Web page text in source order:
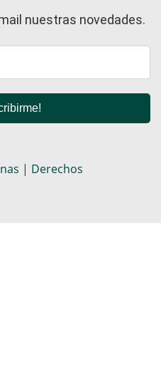
nuestras novedades.
| Derechos